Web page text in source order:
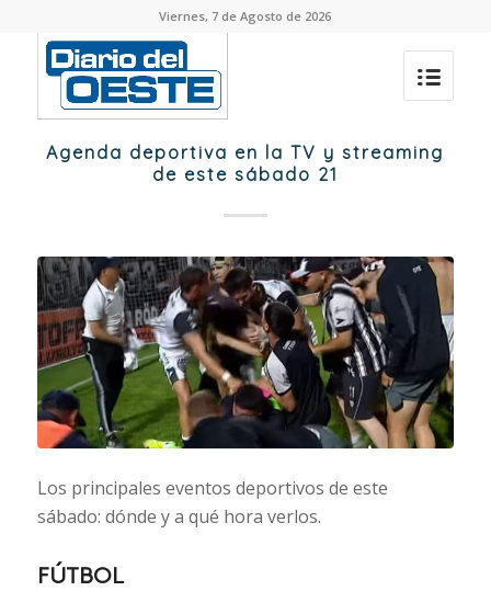
Viernes, 7 de Agosto de 2026
Agenda deportiva en la TV y streaming
de este sábado 21
Los principales eventos deportivos de este
sábado: dónde y a qué hora verlos.
FÚTBOL